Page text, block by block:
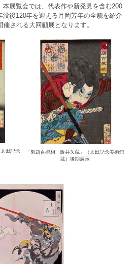
展覧会では、代表作や新発見を含む200
没後120年を迎える月岡芳年の全貌を紹介
される大回顧展となります。
田記念
「魁題百撰相 阪井久蔵」（太田記念美術館
蔵）後期展示